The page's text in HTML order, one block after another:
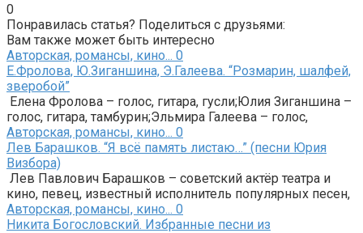
0
Понравилась статья? Поделиться с друзьями:
Вам также может быть интересно
Авторская, романсы, кино... 0
Е.Фролова, Ю.Зиганшина, Э.Галеева. “Розмарин, шалфей,
зверобой”
Елена Фролова – голос, гитара, гусли;Юлия Зиганшина –
голос, гитара, тамбурин;Эльмира Галеева – голос,
Авторская, романсы, кино... 0
Лев Барашков. “Я всё память листаю…” (песни Юрия
Визбора)
Лев Павлович Барашков – советский актёр театра и
кино, певец, известный исполнитель популярных песен,
Авторская, романсы, кино... 0
Никита Богословский. Избранные песни из